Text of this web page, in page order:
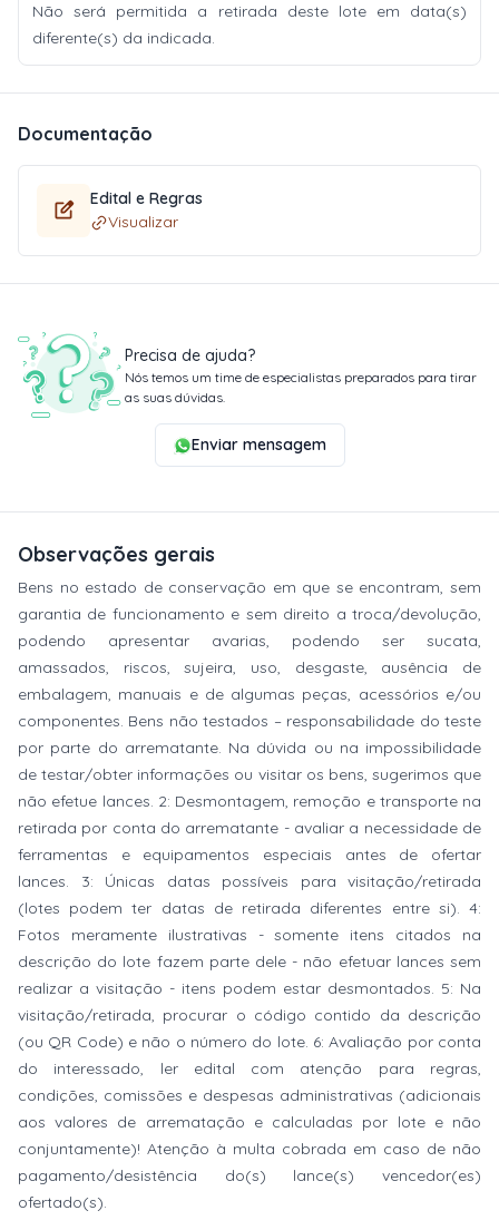
Não será permitida a retirada deste lote em data(s)
diferente(s) da indicada.
Documentação
Edital e Regras
Visualizar
Precisa de ajuda?
Nós temos um time de especialistas preparados para tirar
as suas dúvidas.
Enviar mensagem
Observações gerais
Bens no estado de conservação em que se encontram, sem
garantia de funcionamento e sem direito a troca/devolução,
podendo apresentar avarias, podendo ser sucata,
amassados, riscos, sujeira, uso, desgaste, ausência de
embalagem, manuais e de algumas peças, acessórios e/ou
componentes. Bens não testados – responsabilidade do teste
por parte do arrematante. Na dúvida ou na impossibilidade
de testar/obter informações ou visitar os bens, sugerimos que
não efetue lances. 2: Desmontagem, remoção e transporte na
retirada por conta do arrematante - avaliar a necessidade de
ferramentas e equipamentos especiais antes de ofertar
lances. 3: Únicas datas possíveis para visitação/retirada
(lotes podem ter datas de retirada diferentes entre si). 4:
Fotos meramente ilustrativas - somente itens citados na
descrição do lote fazem parte dele - não efetuar lances sem
realizar a visitação - itens podem estar desmontados. 5: Na
visitação/retirada, procurar o código contido da descrição
(ou QR Code) e não o número do lote. 6: Avaliação por conta
do interessado, ler edital com atenção para regras,
condições, comissões e despesas administrativas (adicionais
aos valores de arrematação e calculadas por lote e não
conjuntamente)! Atenção à multa cobrada em caso de não
pagamento/desistência do(s) lance(s) vencedor(es)
ofertado(s).